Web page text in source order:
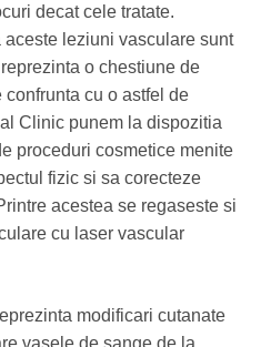
decat cele tratate.
leziuni vasculare sunt
o chestiune de
cu o astfel de
Clinic punem la dispozitia
proceduri cosmetice menite
fizic si sa corecteze
acestea se regaseste si
cu laser vascular
modificari cutanate
vasele de sange de la